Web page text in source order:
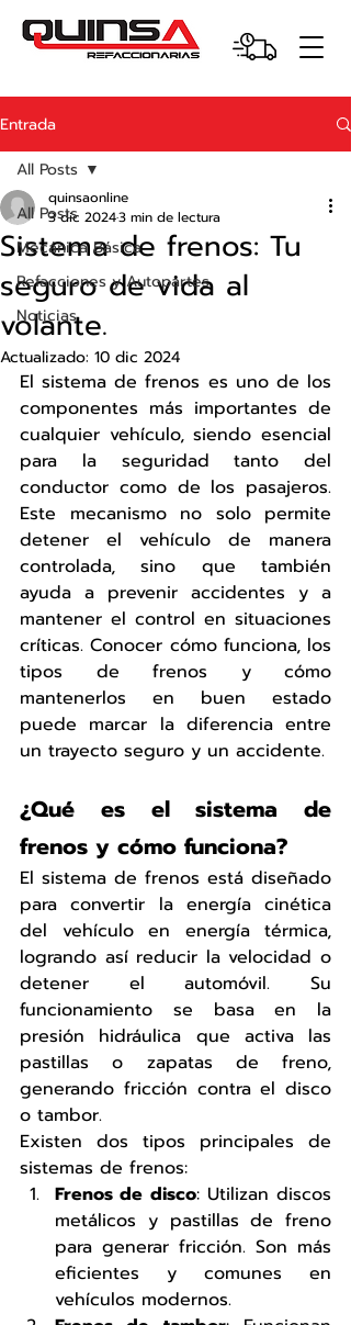
Entrada
All Posts
Mecánica Básica
Refacciones y Autopartes
Noticias
All Posts
Sistema de frenos: Tu
seguro de vida al
volante.
quinsaonline
3 dic 20243 min de lectura
Actualizado: 10 dic 2024
El sistema de frenos es uno de los
componentes más importantes de
cualquier vehículo, siendo esencial
para la seguridad tanto del
conductor como de los pasajeros.
Este mecanismo no solo permite
detener el vehículo de manera
controlada, sino que también
ayuda a prevenir accidentes y a
mantener el control en situaciones
críticas. Conocer cómo funciona, los
tipos de frenos y cómo
mantenerlos en buen estado
puede marcar la diferencia entre
un trayecto seguro y un accidente.
¿Qué es el sistema de
frenos y cómo funciona?
El sistema de frenos está diseñado
para convertir la energía cinética
del vehículo en energía térmica,
logrando así reducir la velocidad o
detener el automóvil. Su
funcionamiento se basa en la
presión hidráulica que activa las
pastillas o zapatas de freno,
generando fricción contra el disco
o tambor.
Existen dos tipos principales de
sistemas de frenos:
Frenos de disco: Utilizan discos
metálicos y pastillas de freno
para generar fricción. Son más
eficientes y comunes en
vehículos modernos.